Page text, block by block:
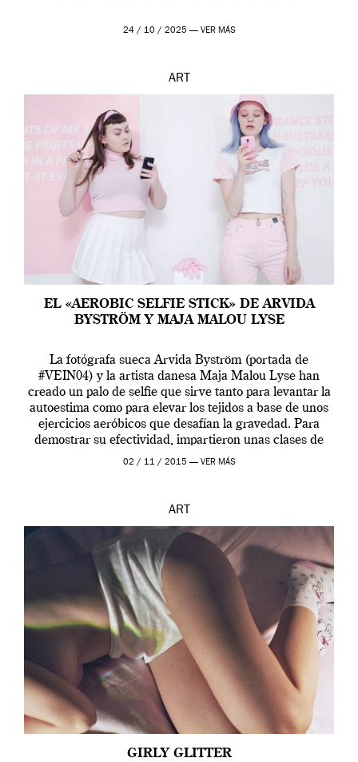
24 / 10 / 2025 — VER MÁS
ART
EL «AEROBIC SELFIE STICK» DE ARVIDA
BYSTRÖM Y MAJA MALOU LYSE
La fotógrafa sueca Arvida Byström (portada de
#VEIN04) y la artista danesa Maja Malou Lyse han
creado un palo de selfie que sirve tanto para levantar la
autoestima como para elevar los tejidos a base de unos
ejercicios aeróbicos que desafían la gravedad. Para
demostrar su efectividad, impartieron unas clases de
prueba en el Tate […]
02 / 11 / 2015 — VER MÁS
ART
GIRLY GLITTER